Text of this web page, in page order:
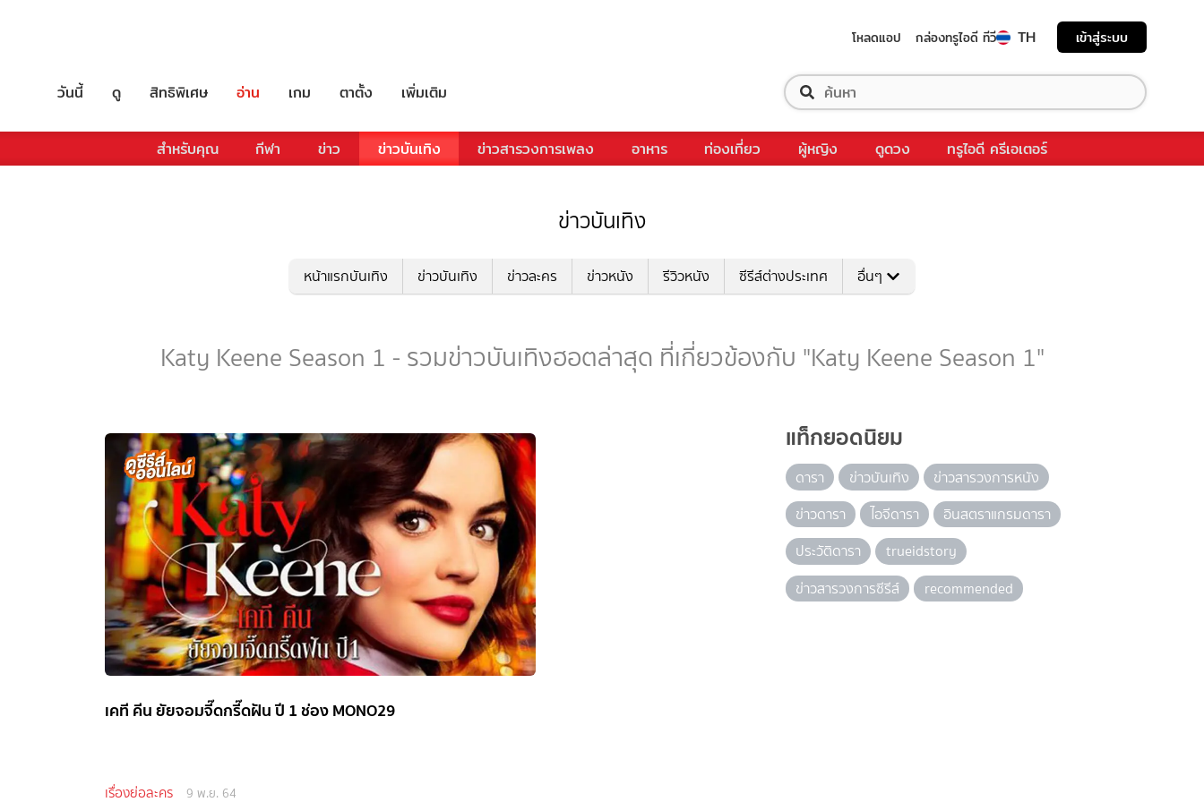
โหลดแอป กล่องทรูไอดี ทีวี TH เข้าสู่ระบบ
วันนี้ ดู สิทธิพิเศษ อ่าน เกม ตาตั้ง เพิ่มเติม
สำหรับคุณ กีฬา ข่าว ข่าวบันเทิง ข่าวสารวงการเพลง อาหาร ท่องเที่ยว ผู้หญิง ดูดวง ทรูไอดี ครีเอเตอร์
ข่าวบันเทิง
หน้าแรกบันเทิง ข่าวบันเทิง ข่าวละคร ข่าวหนัง รีวิวหนัง ซีรีส์ต่างประเทศ อื่นๆ
Katy Keene Season 1 - รวมข่าวบันเทิงฮอตล่าสุด ที่เกี่ยวข้องกับ "Katy Keene Season 1"
เคที คีน ยัยจอมจี๊ดกรี๊ดฝัน ปี 1 ช่อง MONO29
เรื่องย่อละคร 9 พ.ย. 64
แท็กยอดนิยม
ดารา ข่าวบันเทิง
ข่าวสารวงการหนัง
ข่าวดารา
ไอจีดารา
อินสตราแกรมดารา
ประวัติดารา
trueidstory
ข่าวสารวงการซีรีส์
recommended